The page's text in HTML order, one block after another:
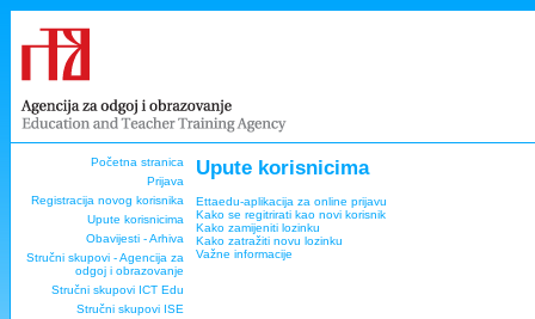
Početna stranica
Prijava
Registracija novog korisnika
Upute korisnicima
Obavijesti - Arhiva
Stručni skupovi - Agencija za
odgoj i obrazovanje
Stručni skupovi ICT Edu
Stručni skupovi ISE
Upute korisnicima
Ettaedu-aplikacija za online prijavu
Kako se regitrirati kao novi korisnik
Kako zamijeniti lozinku
Kako zatražiti novu lozinku
Važne informacije